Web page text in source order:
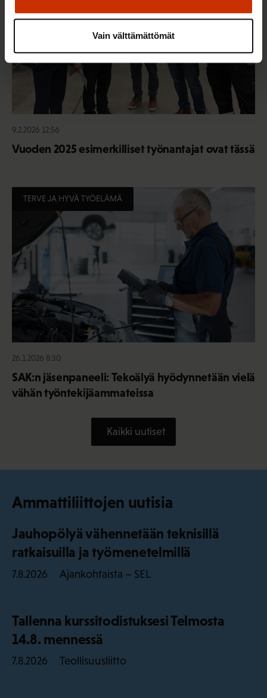
Vain välttämättömät
9.2.2026 12:56
Vuoden 2025 esimerkilliset työnantajat ovat tässä
TERVE JA HYVÄ TYÖELÄMÄ
26.1.2026 8:30
SAK:n jäsenpaneeli: Tekoälyä hyödynnetään vielä
vähän työntekijäammateissa
Kaikki uutiset
Ammattiliittojen uutisia
Jauhopölyä vähennetään teknisillä
ratkaisuilla ja työmenetelmillä
7.8.2026 Ajankohtaista – SEL
Tallenna kurssitodistuksesi Telmosta
14.8. mennessä
7.8.2026 Teollisuusliitto